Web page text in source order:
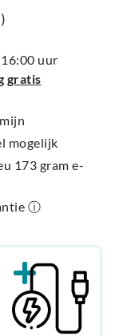
uur
gratis
mogelijk
173 gram e-
ⓘ